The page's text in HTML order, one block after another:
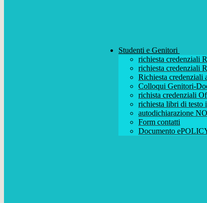
Studenti e Genitori
richiesta credenziali
richiesta credenziali
Richiesta credenziali
Colloqui Genitori-
richista credenziali
richiesta libri di testo
autodichiarazione
Form contatti
Documento